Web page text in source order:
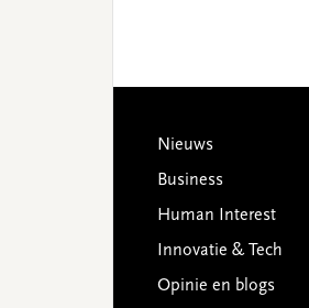
Footer
Nieuws
Business
Human Interest
Innovatie & Tech
Opinie en blogs